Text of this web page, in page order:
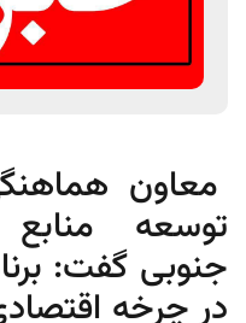
معاون
توسعه منابع
جنوبی گفت:
در چرخه